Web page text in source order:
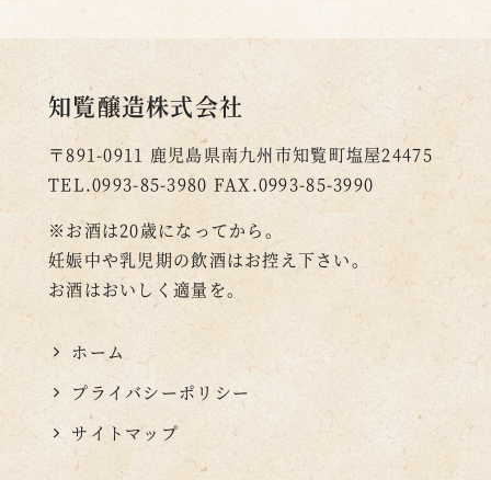
知覧醸造株式会社
〒891-0911 鹿児島県南九州市知覧町塩屋24475
TEL.0993-85-3980 FAX.0993-85-3990
※お酒は20歳になってから。
妊娠中や乳児期の飲酒はお控え下さい。
お酒はおいしく適量を。
ホーム
プライバシーポリシー
サイトマップ